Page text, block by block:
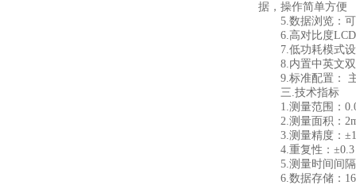
据，操作简单方便
5.数据浏览：可
6.高对比度LCD
7.低功耗模式设
8.内置中英文双
9.标准配置： 主
三.技术指标
1.测量范围：
2.测量面积：
3.测量精度：
4.重复性：±0.3
5.测量时间间隔
6.数据存储：